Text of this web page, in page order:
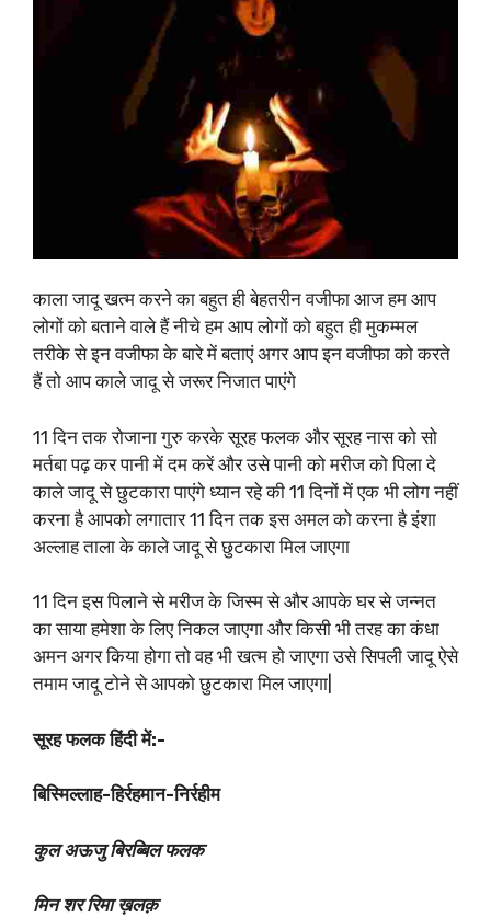
काला जादू खत्म करने का बहुत ही बेहतरीन वजीफा आज हम आप
लोगों को बताने वाले हैं नीचे हम आप लोगों को बहुत ही मुकम्मल
तरीके से इन वजीफा के बारे में बताएं अगर आप इन वजीफा को करते
हैं तो आप काले जादू से जरूर निजात पाएंगे
11 दिन तक रोजाना गुरु करके सूरह फलक और सूरह नास को सो
मर्तबा पढ़ कर पानी में दम करें और उसे पानी को मरीज को पिला दे
काले जादू से छुटकारा पाएंगे ध्यान रहे की 11 दिनों में एक भी लोग नहीं
करना है आपको लगातार 11 दिन तक इस अमल को करना है इंशा
अल्लाह ताला के काले जादू से छुटकारा मिल जाएगा
11 दिन इस पिलाने से मरीज के जिस्म से और आपके घर से जन्नत
का साया हमेशा के लिए निकल जाएगा और किसी भी तरह का कंधा
अमन अगर किया होगा तो वह भी खत्म हो जाएगा उसे सिपली जादू ऐसे
तमाम जादू टोने से आपको छुटकारा मिल जाएगा|
सूरह फलक हिंदी में:-
बिस्मिल्लाह-हिर्रहमान-निर्रहीम
कुल अऊजु बिरब्बिल फलक
मिन शर रिमा ख़लक़